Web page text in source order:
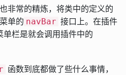
非常的精炼，将类中的定义的
单的 navBar 接口上。在插件
栏是就会调用插件中的
函数到底都做了些什么事情，